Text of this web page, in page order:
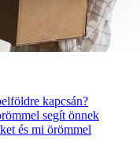
kapcsán?
segít önnek
és mi örömmel